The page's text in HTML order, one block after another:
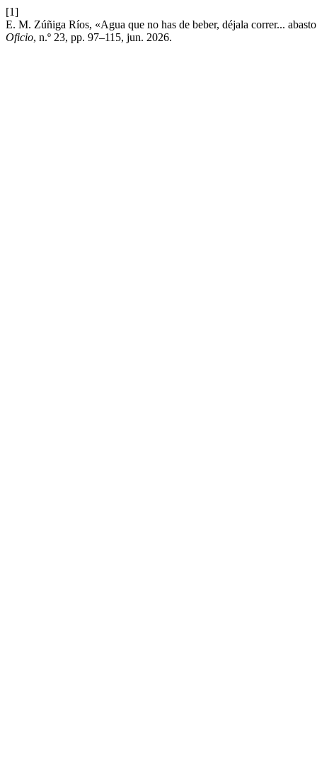
[1]
E. M. Zúñiga Ríos, «Agua que no has de beber, déjala correr...
Oficio, n.º 23, pp. 97–115, jun. 2026.